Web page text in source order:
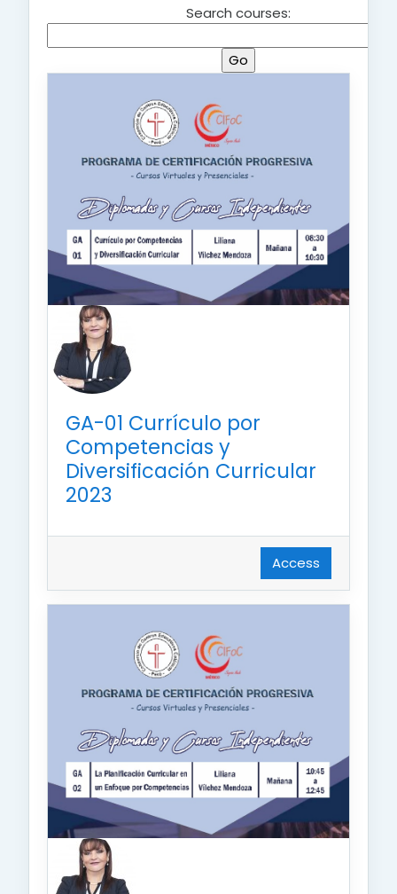
GA-01 Currículo por
Competencias y
Diversificación Curricular
2023
Access